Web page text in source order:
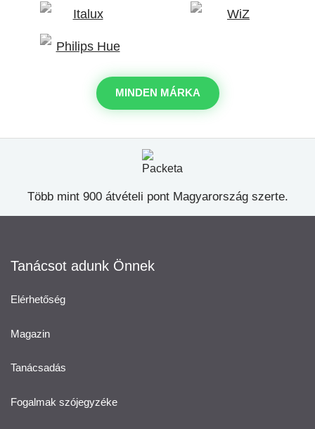
MINDEN MÁRKA
Több mint 900 átvételi pont Magyarország szerte.
Tanácsot adunk Önnek
Elérhetőség
Magazin
Tanácsadás
Fogalmak szójegyzéke